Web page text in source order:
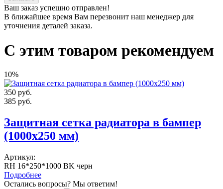
Ваш заказ успешно отправлен!
В ближайшее время Вам перезвонит наш менеджер для
уточнения деталей заказа.
С этим товаром рекомендуем
10%
350 руб.
385 руб.
Защитная сетка радиатора в бампер
(1000х250 мм)
Артикул:
RH 16*250*1000 BK черн
Подробнее
Остались вопросы? Мы ответим!